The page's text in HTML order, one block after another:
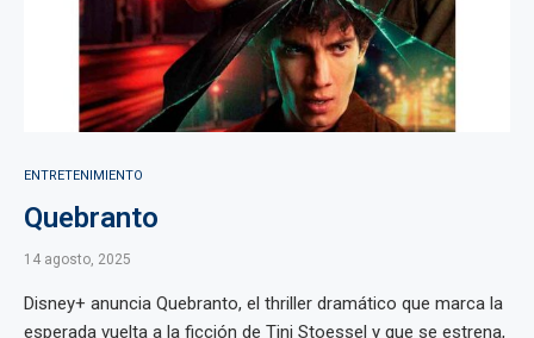
ENTRETENIMIENTO
Quebranto
14 agosto, 2025
Disney+ anuncia Quebranto, el thriller dramático que marca la
esperada vuelta a la ficción de Tini Stoessel y que se estrena,